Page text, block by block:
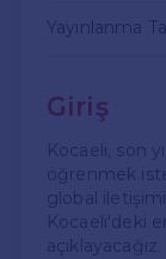
Yayınlanma
Giriş
Kocaeli, son
öğrenmek
global
Kocaeli'deki
açıklayacağız.